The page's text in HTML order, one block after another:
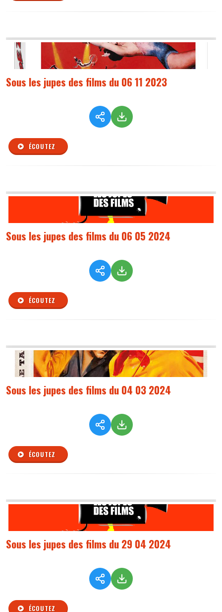
Sous les jupes des films du 06 11 2023
ÉCOUTEZ
Sous les jupes des films du 06 05 2024
ÉCOUTEZ
Sous les jupes des films du 04 03 2024
ÉCOUTEZ
Sous les jupes des films du 29 04 2024
ÉCOUTEZ